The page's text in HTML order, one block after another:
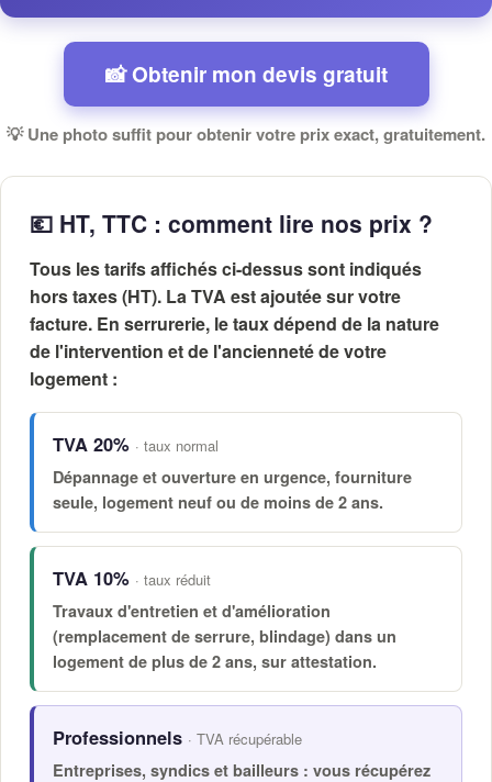
📸 Obtenir mon devis gratuit
💡 Une photo suffit pour obtenir votre prix exact, gratuitement.
💶 HT, TTC : comment lire nos prix ?
Tous les tarifs affichés ci-dessus sont indiqués
hors taxes (HT). La TVA est ajoutée sur votre
facture. En serrurerie, le taux dépend de la nature
de l'intervention et de l'ancienneté de votre
logement :
TVA 20% · taux normal
Dépannage et ouverture en urgence, fourniture
seule, logement neuf ou de moins de 2 ans.
TVA 10% · taux réduit
Travaux d'entretien et d'amélioration
(remplacement de serrure, blindage) dans un
logement de plus de 2 ans, sur attestation.
Professionnels · TVA récupérable
Entreprises, syndics et bailleurs : vous récupérez